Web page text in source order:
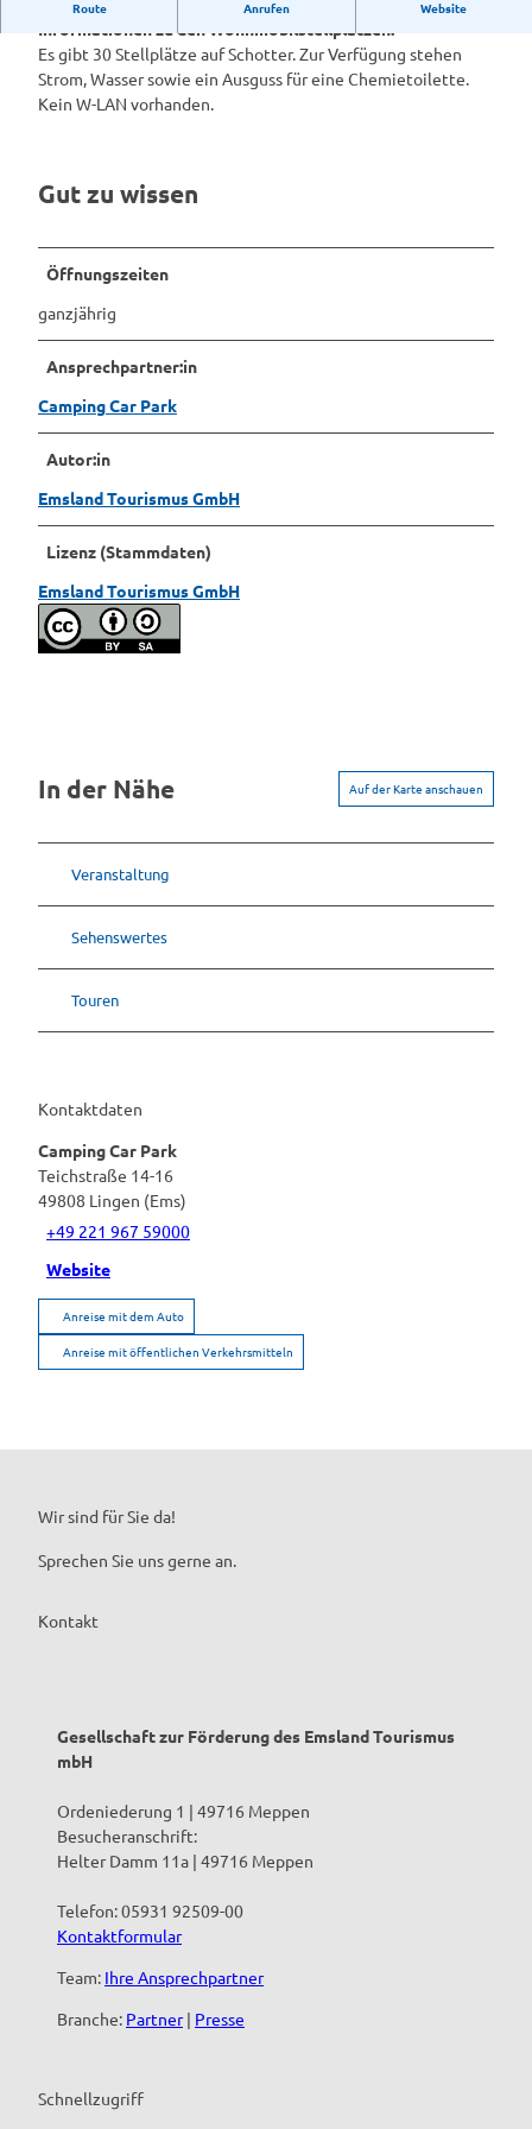
Route Anrufen Website
Informationen zu den Wohnmobilstellplätzen:
Es gibt 30 Stellplätze auf Schotter. Zur Verfügung stehen
Strom, Wasser sowie ein Ausguss für eine Chemietoilette.
Kein W-LAN vorhanden.
Gut zu wissen
Öffnungszeiten
ganzjährig
Ansprechpartner:in
Camping Car Park
Autor:in
Emsland Tourismus GmbH
Lizenz (Stammdaten)
Emsland Tourismus GmbH
In der Nähe Auf der Karte anschauen
Veranstaltung
Sehenswertes
Touren
Kontaktdaten
Camping Car Park
Teichstraße 14-16
49808 Lingen (Ems)
+49 221 967 59000
Website
Anreise mit dem Auto
Anreise mit öffentlichen Verkehrsmitteln
Wir sind für Sie da!
Sprechen Sie uns gerne an.
Kontakt
Gesellschaft zur Förderung des Emsland Tourismus
mbH
Ordeniederung 1 | 49716 Meppen
Besucheranschrift:
Helter Damm 11a | 49716 Meppen
Telefon: 05931 92509-00
Kontaktformular
Team: Ihre Ansprechpartner
Branche: Partner| Presse
Schnellzugriff